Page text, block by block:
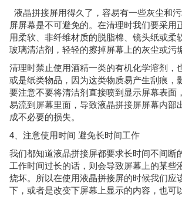
液晶拼接屏用得久了，容易有一些灰尘和
屏屏幕是不可避免的。在清理时我们要采用
用柔软、非纤维材质的脱脂棉、镜头纸或柔
玻璃清洁剂，轻轻的擦掉屏幕上的灰尘或污
清理时禁止使用酒精一类的有机化学溶剂，
或是纸类物品，因为这类物质易产生刮痕，
要注意不要将清洁剂直接喷到显示屏幕表面
易流到屏幕里面，导致液晶拼接屏屏幕内部
成不必要的损失。
4、注意使用时间 避免长时间工作
我们都知道液晶拼接屏都要求长时间不间断
工作时间过长的话，则会导致屏幕上的某些
烧坏。所以在使用液晶拼接屏的时候我们应
下，或者是改变下屏幕上显示的内容，也可